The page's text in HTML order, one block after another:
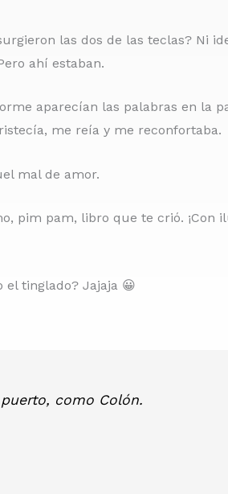
las dos de las teclas? Ni
ahí estaban.
aparecían las palabras en la
me reía y me reconfortaba.
mal de amor.
pim pam, libro que te crió. ¡Con
el tinglado? Jajaja 😀
como Colón.